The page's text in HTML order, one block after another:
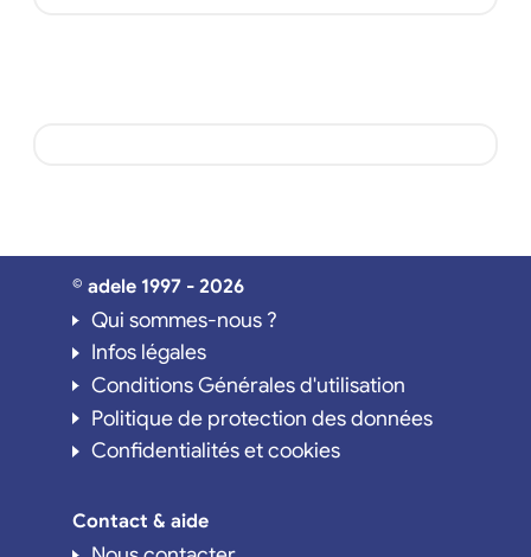
© adele 1997 - 2026
Qui sommes-nous ?
Infos légales
Conditions Générales d'utilisation
Politique de protection des données
Confidentialités et cookies
Contact & aide